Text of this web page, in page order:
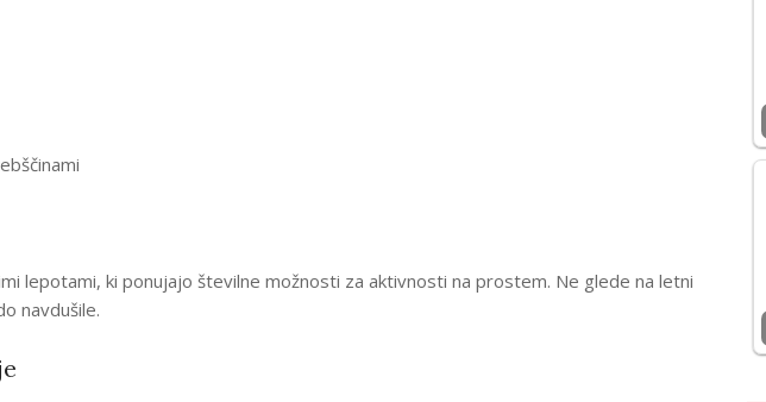
lepotami, ki ponujajo številne možnosti za aktivnosti na prostem. Ne glede na letni
navdušile.